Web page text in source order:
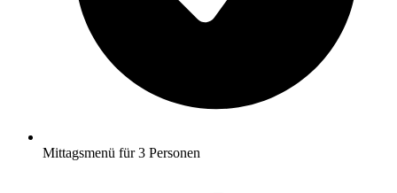
Mittagsmenü für 3 Personen